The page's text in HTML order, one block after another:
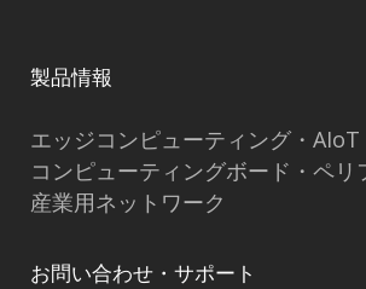
製品情報
エッジコンピューティング・AIoT
コンピューティングボード・ペリ
産業用ネットワーク
お問い合わせ・サポート